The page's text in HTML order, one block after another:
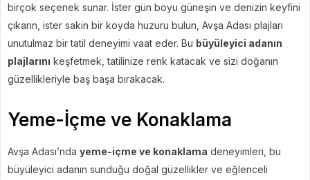
birçok seçenek sunar. İster gün boyu güneşin ve denizin keyfini
çıkarın, ister sakin bir koyda huzuru bulun, Avşa Adası plajları
unutulmaz bir tatil deneyimi vaat eder. Bu büyüleyici adanın
plajlarını keşfetmek, tatilinize renk katacak ve sizi doğanın
güzellikleriyle baş başa bırakacak.
Yeme-İçme ve Konaklama
Avşa Adası’nda yeme-içme ve konaklama deneyimleri, bu
büyüleyici adanın sunduğu doğal güzellikler ve eğlenceli